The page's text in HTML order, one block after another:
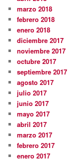
marzo 2018
febrero 2018
enero 2018
diciembre 2017
noviembre 2017
octubre 2017
septiembre 2017
agosto 2017
julio 2017
junio 2017
mayo 2017
abril 2017
marzo 2017
febrero 2017
enero 2017